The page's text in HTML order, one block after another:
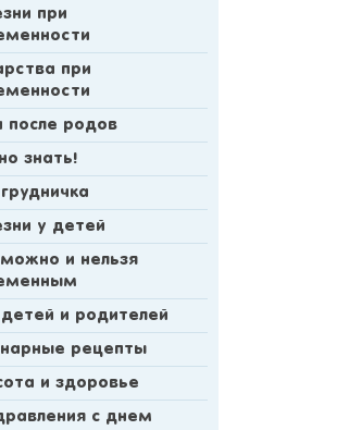
при
при
после родов
знать!
у детей
и нельзя
и родителей
рецепты
и здоровье
с днем